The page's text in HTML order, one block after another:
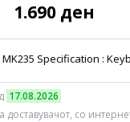
1.690 ден
MK235 Specification :
17.08.2026
доставувачот, со